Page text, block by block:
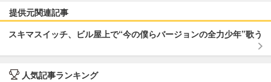
提供元関連記事
スキマスイッチ、ビル屋上で“今の僕らバージョンの全力少年”歌う
人気記事ランキング